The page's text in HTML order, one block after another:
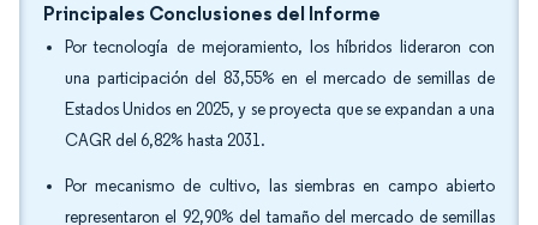
Principales Conclusiones del Informe
Por tecnología de mejoramiento, los híbridos lideraron con
una participación del 83,55% en el mercado de semillas de
Estados Unidos en 2025, y se proyecta que se expandan a una
CAGR del 6,82% hasta 2031.
Por mecanismo de cultivo, las siembras en campo abierto
representaron el 92,90% del tamaño del mercado de semillas